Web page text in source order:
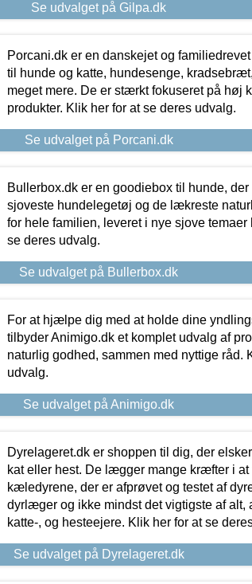
Se udvalget på Gilpa.dk
Porcani.dk er en danskejet og
til hunde og katte, hundesenge,
meget mere. De er stærkt fokuseret på høj
produkter. Klik her for at se deres udvalg.
Se udvalget på Porcani.dk
Bullerbox.dk er en goodiebox til hunde,
sjoveste hundelegetøj og de lækreste
for hele familien, leveret i nye sjove temaer
se deres udvalg.
Se udvalget på Bullerbox.dk
For at hjælpe dig med at holde dine
tilbyder Animigo.dk et komplet udvalg af
naturlig godhed, sammen med nyttige råd.
udvalg.
Se udvalget på Animigo.dk
Dyrelageret.dk er shoppen til dig, der
kat eller hest. De lægger mange kræfter i at
kæledyrene, der er afprøvet og testet af
dyrlæger og ikke mindst det vigtigste af alt,
katte-, og hesteejere. Klik her for at se
Se udvalget på Dyrelageret.dk